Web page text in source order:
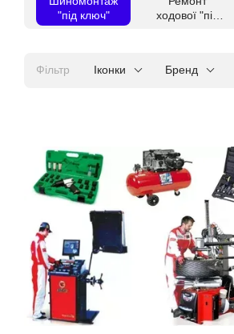
"під ключ"
ходової "під
Фільтр Іконки Бренд